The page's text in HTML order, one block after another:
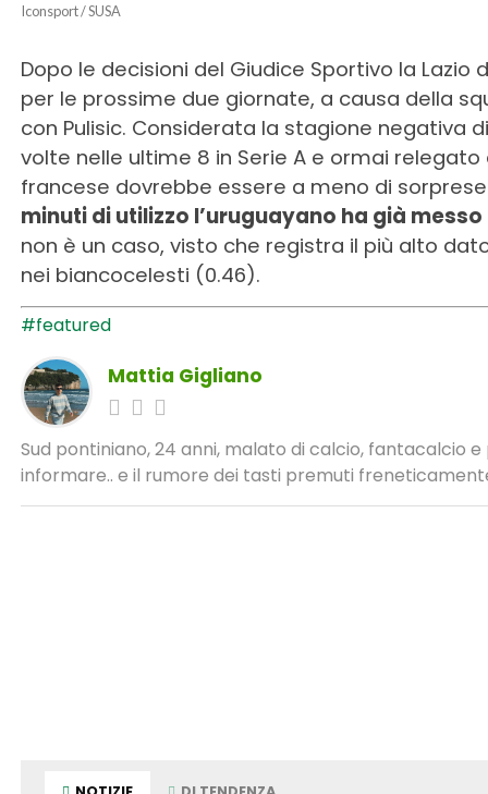
Iconsport / SUSA
Dopo le decisioni del Giudice Sportivo la
per le prossime due giornate, a causa della
con Pulisic. Considerata la stagione negativa
volte nelle ultime 8 in Serie A e ormai
francese dovrebbe essere a meno di
minuti di utilizzo l’uruguayano ha già
non è un caso, visto che registra il più alto
nei biancocelesti (0.46).
#featured
Mattia Gigliano
Sud pontiniano, 24 anni, malato di calcio, fantacalcio
informare.. e il rumore dei tasti premuti